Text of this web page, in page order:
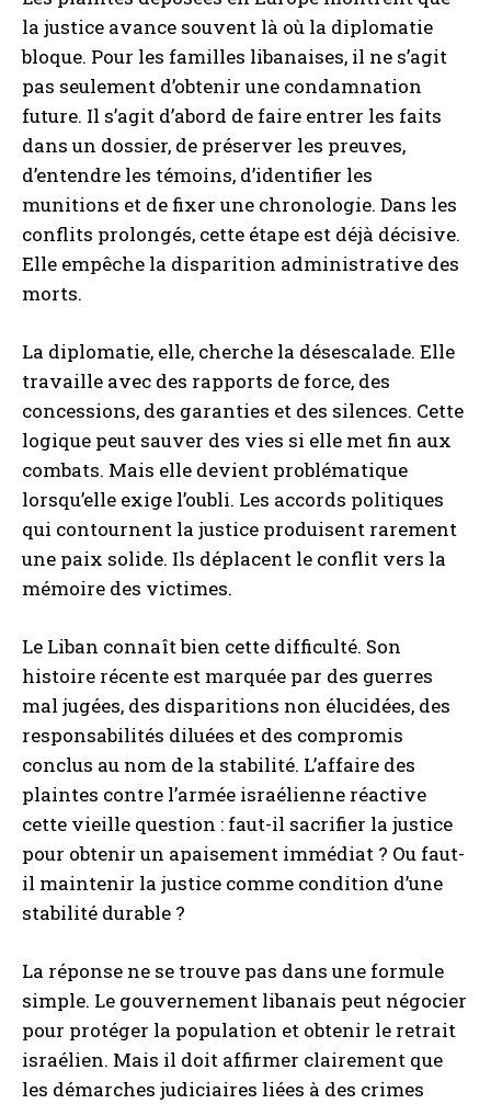
la justice avance souvent là où la diplomatie
bloque. Pour les familles libanaises, il ne s’agit
pas seulement d’obtenir une condamnation
future. Il s’agit d’abord de faire entrer les faits
dans un dossier, de préserver les preuves,
d’entendre les témoins, d’identifier les
munitions et de fixer une chronologie. Dans les
conflits prolongés, cette étape est déjà décisive.
Elle empêche la disparition administrative des
morts.
La diplomatie, elle, cherche la désescalade. Elle
travaille avec des rapports de force, des
concessions, des garanties et des silences. Cette
logique peut sauver des vies si elle met fin aux
combats. Mais elle devient problématique
lorsqu’elle exige l’oubli. Les accords politiques
qui contournent la justice produisent rarement
une paix solide. Ils déplacent le conflit vers la
mémoire des victimes.
Le Liban connaît bien cette difficulté. Son
histoire récente est marquée par des guerres
mal jugées, des disparitions non élucidées, des
responsabilités diluées et des compromis
conclus au nom de la stabilité. L’affaire des
plaintes contre l’armée israélienne réactive
cette vieille question : faut-il sacrifier la justice
pour obtenir un apaisement immédiat ? Ou faut-
il maintenir la justice comme condition d’une
stabilité durable ?
La réponse ne se trouve pas dans une formule
simple. Le gouvernement libanais peut négocier
pour protéger la population et obtenir le retrait
israélien. Mais il doit affirmer clairement que
les démarches judiciaires liées à des crimes